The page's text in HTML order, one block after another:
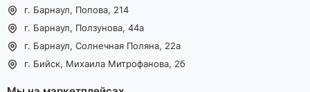
г. Барнаул, Попова, 214
г. Барнаул, Ползунова, 44а
г. Барнаул, Солнечная Поляна, 22а
г. Бийск, Михаила Митрофанова, 2б